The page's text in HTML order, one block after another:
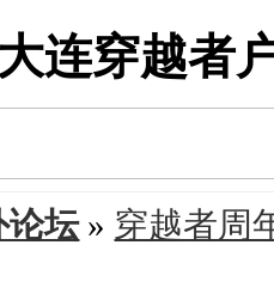
大连穿越者
论坛» 穿越者周